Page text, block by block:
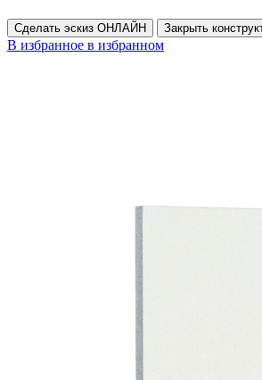
Сделать эскиз ОНЛАЙН Закрыть
В избранное в избранном